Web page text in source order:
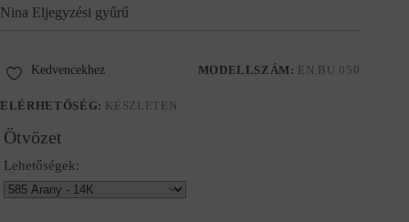
Nina Eljegyzési gyűrű
MODELLSZÁM: EN.BU.050
ELÉRHETŐSÉG: KÉSZLETEN
Kedvencekhez
Ötvözet
Lehetőségek: